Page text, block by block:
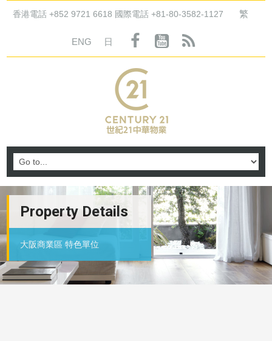
香港電話 +852 9721 6618 國際電話 +81-80-3582-1127 繁
ENG 日
Property Details
大阪商業區 特色單位